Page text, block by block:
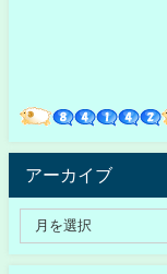
アーカイブ